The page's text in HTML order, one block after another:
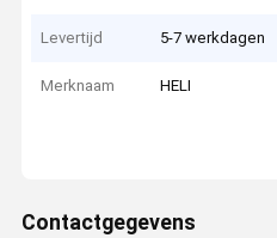
Levertijd 5-7 werkdagen
Merknaam HELI
Contactgegevens